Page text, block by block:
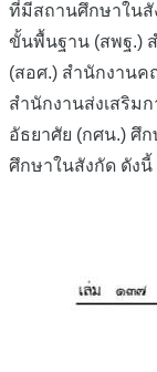
ที่มีสถานศึกษาในสั
ขั้นพื้นฐาน (สพฐ.)
(สอศ.) สำนักงานค
สำนักงานส่งเสริม
อัธยาศัย (กศน.) ศึ
ศึกษาในสังกัด ดังนี้